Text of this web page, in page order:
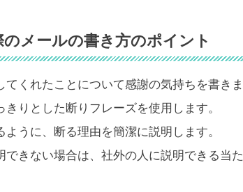
メールの書き方のポイント
てくれたことについて感謝の気持ちを書きま
きりとした断りフレーズを使用します。
ように、断る理由を簡潔に説明します。
できない場合は、社外の人に説明できる当